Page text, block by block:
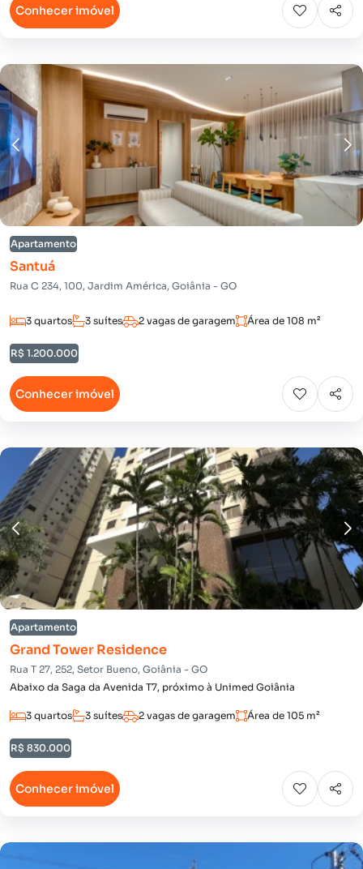
Conhecer imóvel
Apartamento
Santuá
Rua C 234, 100, Jardim América, Goiânia - GO
3 quartos 3 suítes 2 vagas de garagem Área de 108 m²
R$ 1.200.000
Conhecer imóvel
Apartamento
Grand Tower Residence
Rua T 27, 252, Setor Bueno, Goiânia - GO
Abaixo da Saga da Avenida T7, próximo à Unimed Goiânia
3 quartos 3 suítes 2 vagas de garagem Área de 105 m²
R$ 830.000
Conhecer imóvel